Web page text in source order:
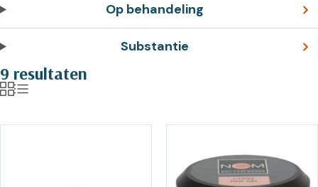
Op behandeling
Substantie
9 resultaten